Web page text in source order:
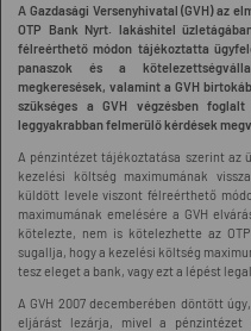
A Gazdasági Versenyhivatal (GVH) az
OTP Bank Nyrt. lakáshitel
félreérthető módon tájékoztatta
panaszok és a
megkeresések, valamint a GVH
szükséges a GVH végzésben
leggyakrabban felmerülő kérdések
A pénzintézet tájékoztatása szerint az
kezelési költség maximumának
küldött levele viszont félreérthető
maximumának emelésére a GVH
kötelezte, nem is kötelezhette az
sugallja, hogy a kezelési költség
tesz eleget a bank, vagy ezt a lépést
A GVH 2007 decemberében döntött
eljárást lezárja, mivel a pénzintézet